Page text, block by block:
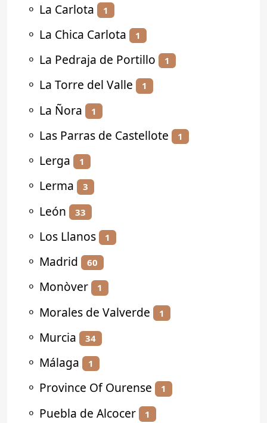
⚬ La Carlota 1
⚬ La Chica Carlota 1
⚬ La Pedraja de Portillo 1
⚬ La Torre del Valle 1
⚬ La Ñora 1
⚬ Las Parras de Castellote 1
⚬ Lerga 1
⚬ Lerma 3
⚬ León 33
⚬ Los Llanos 1
⚬ Madrid 60
⚬ Monòver 1
⚬ Morales de Valverde 1
⚬ Murcia 34
⚬ Málaga 1
⚬ Province Of Ourense 1
⚬ Puebla de Alcocer 1